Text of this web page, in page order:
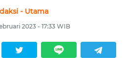
- Utama
2023 - 17:33 WIB